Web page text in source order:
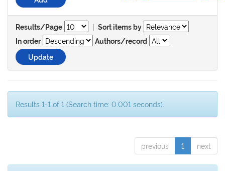
Results/Page | Sort items by
In order
Authors/record
Results 1-1 of 1 (Search time: 0.001 seconds).
previous 1 next